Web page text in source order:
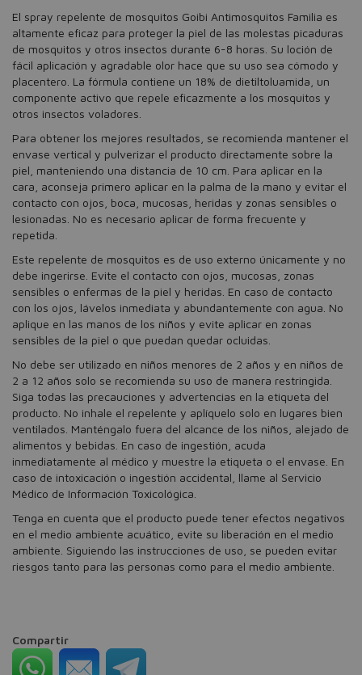
El spray repelente de mosquitos Goibi Antimosquitos Familia es
altamente eficaz para proteger la piel de las molestas picaduras
de mosquitos y otros insectos durante 6-8 horas. Su loción de
fácil aplicación y agradable olor hace que su uso sea cómodo y
placentero. La fórmula contiene un 18% de dietiltoluamida, un
componente activo que repele eficazmente a los mosquitos y
otros insectos voladores.
Para obtener los mejores resultados, se recomienda mantener el
envase vertical y pulverizar el producto directamente sobre la
piel, manteniendo una distancia de 10 cm. Para aplicar en la
cara, aconseja primero aplicar en la palma de la mano y evitar el
contacto con ojos, boca, mucosas, heridas y zonas sensibles o
lesionadas. No es necesario aplicar de forma frecuente y
repetida.
Este repelente de mosquitos es de uso externo únicamente y no
debe ingerirse. Evite el contacto con ojos, mucosas, zonas
sensibles o enfermas de la piel y heridas. En caso de contacto
con los ojos, lávelos inmediata y abundantemente con agua. No
aplique en las manos de los niños y evite aplicar en zonas
sensibles de la piel o que puedan quedar ocluidas.
No debe ser utilizado en niños menores de 2 años y en niños de
2 a 12 años solo se recomienda su uso de manera restringida.
Siga todas las precauciones y advertencias en la etiqueta del
producto. No inhale el repelente y aplíquelo solo en lugares bien
ventilados. Manténgalo fuera del alcance de los niños, alejado de
alimentos y bebidas. En caso de ingestión, acuda
inmediatamente al médico y muestre la etiqueta o el envase. En
caso de intoxicación o ingestión accidental, llame al Servicio
Médico de Información Toxicológica.
Tenga en cuenta que el producto puede tener efectos negativos
en el medio ambiente acuático, evite su liberación en el medio
ambiente. Siguiendo las instrucciones de uso, se pueden evitar
riesgos tanto para las personas como para el medio ambiente.
Compartir